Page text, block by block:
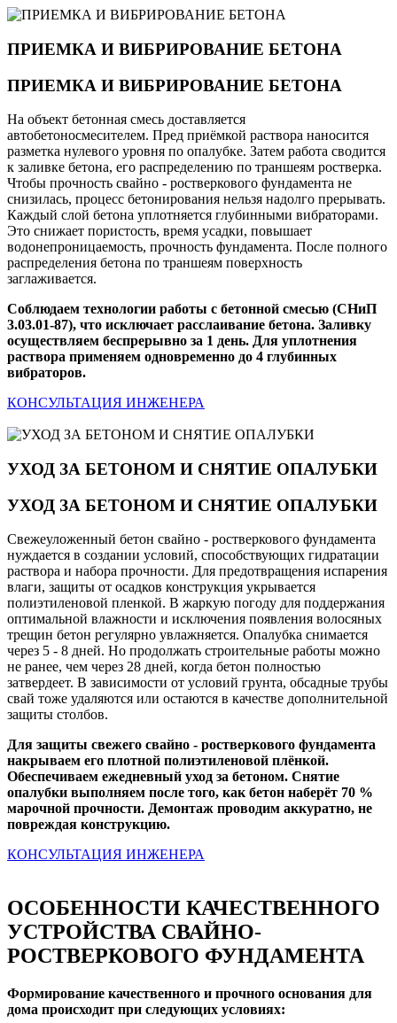
ПРИЕМКА И ВИБРИРОВАНИЕ БЕТОНА
ПРИЕМКА И ВИБРИРОВАНИЕ БЕТОНА
На объект бетонная смесь доставляется
автобетоносмесителем. Пред приёмкой раствора наносится
разметка нулевого уровня по опалубке. Затем работа сводится
к заливке бетона, его распределению по траншеям ростверка.
Чтобы прочность свайно - ростверкового фундамента не
снизилась, процесс бетонирования нельзя надолго прерывать.
Каждый слой бетона уплотняется глубинными вибраторами.
Это снижает пористость, время усадки, повышает
водонепроницаемость, прочность фундамента. После полного
распределения бетона по траншеям поверхность
заглаживается.
Соблюдаем технологии работы с бетонной смесью (СНиП
3.03.01-87), что исключает расслаивание бетона. Заливку
осуществляем беспрерывно за 1 день. Для уплотнения
раствора применяем одновременно до 4 глубинных
вибраторов.
КОНСУЛЬТАЦИЯ ИНЖЕНЕРА
УХОД ЗА БЕТОНОМ И СНЯТИЕ ОПАЛУБКИ
УХОД ЗА БЕТОНОМ И СНЯТИЕ ОПАЛУБКИ
Свежеуложенный бетон свайно - ростверкового фундамента
нуждается в создании условий, способствующих гидратации
раствора и набора прочности. Для предотвращения испарения
влаги, защиты от осадков конструкция укрывается
полиэтиленовой пленкой. В жаркую погоду для поддержания
оптимальной влажности и исключения появления волосяных
трещин бетон регулярно увлажняется. Опалубка снимается
через 5 - 8 дней. Но продолжать строительные работы можно
не ранее, чем через 28 дней, когда бетон полностью
затвердеет. В зависимости от условий грунта, обсадные трубы
свай тоже удаляются или остаются в качестве дополнительной
защиты столбов.
Для защиты свежего свайно - ростверкового фундамента
накрываем его плотной полиэтиленовой плёнкой.
Обеспечиваем ежедневный уход за бетоном. Снятие
опалубки выполняем после того, как бетон наберёт 70 %
марочной прочности. Демонтаж проводим аккуратно, не
повреждая конструкцию.
КОНСУЛЬТАЦИЯ ИНЖЕНЕРА
ОСОБЕННОСТИ КАЧЕСТВЕННОГО
УСТРОЙСТВА СВАЙНО-
РОСТВЕРКОВОГО ФУНДАМЕНТА
Формирование качественного и прочного основания для
дома происходит при следующих условиях: